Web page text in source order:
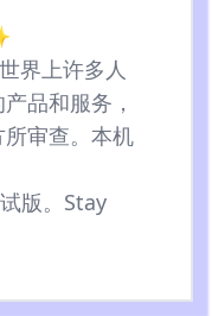
界上许多人
品和服务，
审查。本机
版。Stay